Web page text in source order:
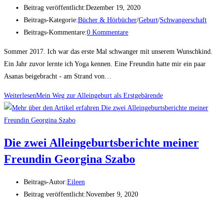
Beitrag veröffentlicht:Dezember 19, 2020
Beitrags-Kategorie:Bücher & Hörbücher/Geburt/Schwangerschaft
Beitrags-Kommentare:0 Kommentare
Sommer 2017. Ich war das erste Mal schwanger mit unserem Wunschkind.
Ein Jahr zuvor lernte ich Yoga kennen. Eine Freundin hatte mir ein paar
Asanas beigebracht - am Strand von…
WeiterlesenMein Weg zur Alleingeburt als Erstgebärende
Die zwei Alleingeburtsberichte meiner
Freundin Georgina Szabo
Beitrags-Autor:Eileen
Beitrag veröffentlicht:November 9, 2020